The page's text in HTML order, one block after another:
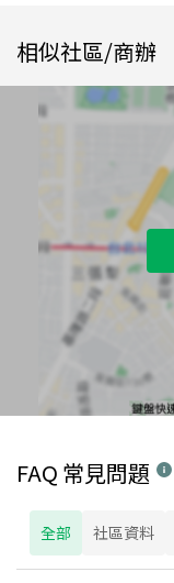
相似社區/商辦
FAQ 常見問題
全部 社區資料